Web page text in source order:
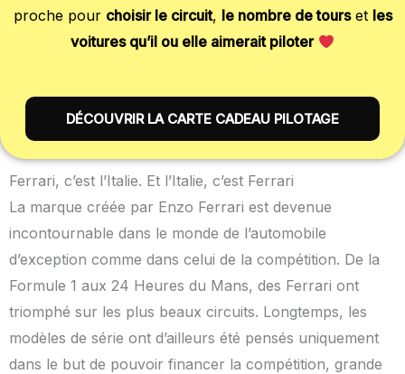
proche pour choisir le circuit, le nombre de tourset les
voitures qu’il ou elle aimerait piloter
DÉCOUVRIR LA CARTE CADEAU PILOTAGE
Ferrari, c’est l’Italie. Et l’Italie, c’est Ferrari
La marque créée par Enzo Ferrari est devenue
incontournable dans le monde de l’automobile
d’exception comme dans celui de la compétition. De la
Formule 1 aux 24 Heures du Mans, des Ferrari ont
triomphé sur les plus beaux circuits. Longtemps, les
modèles de série ont d’ailleurs été pensés uniquement
dans le but de pouvoir financer la compétition, grande